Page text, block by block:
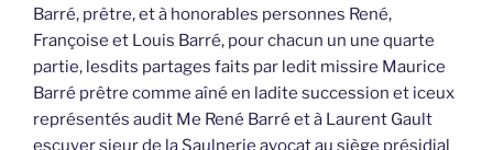
Barré, prêtre, et à honorables personnes René,
Françoise et Louis Barré, pour chacun un une quarte
partie, lesdits partages faits par ledit missire Maurice
Barré prêtre comme aîné en ladite succession et iceux
représentés audit Me René Barré et à Laurent Gault
escuyer sieur de la Saulnerie avocat au siège présidial